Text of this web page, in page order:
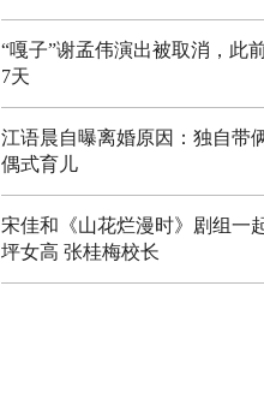
“嘎子”谢孟伟演出被取消，此
7天
江语晨自曝离婚原因：独自带
偶式育儿
宋佳和《山花烂漫时》剧组一
坪女高 张桂梅校长